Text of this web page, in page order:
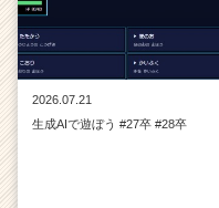
2026.07.21
生成AIで遊ぼう #27卒 #28卒